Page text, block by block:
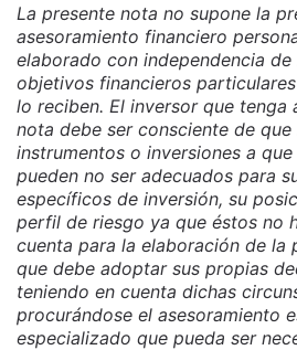
La presente nota no supone la
asesoramiento financiero
elaborado con independencia
objetivos financieros
lo reciben. El inversor que tenga
nota debe ser consciente de que
instrumentos o inversiones a
pueden no ser adecuados para
específicos de inversión, su
perfil de riesgo ya que éstos no
cuenta para la elaboración de la
que debe adoptar sus propias
teniendo en cuenta dichas
procurándose el asesoramiento
especializado que pueda ser